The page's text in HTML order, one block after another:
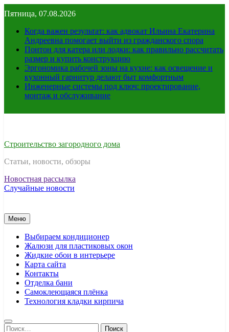
к
содержимому
Пятница, 07.08.2026
Когда важен результат: как адвокат Ильина Екатерина
Андреевна помогает выйти из гражданского спора
Понтон для катера или лодки: как правильно рассчитать
размер и купить конструкцию
Эргономика рабочей зоны на кухне: как освещение и
кухонный гарнитур делают быт комфортным
Инженерные системы под ключ: проектирование,
монтаж и обслуживание
Строительство загородного дома
Статьи, новости, обзоры
Новостная рассылка
Случайные новости
Меню
Выбираем кондиционер
Жалюзи для пластиковых окон
Жидкие обои в интерьере
Карта сайта
Контакты
Отделка бани
Самоклеющаяся плёнка
Технология кладки кирпича
Найти: